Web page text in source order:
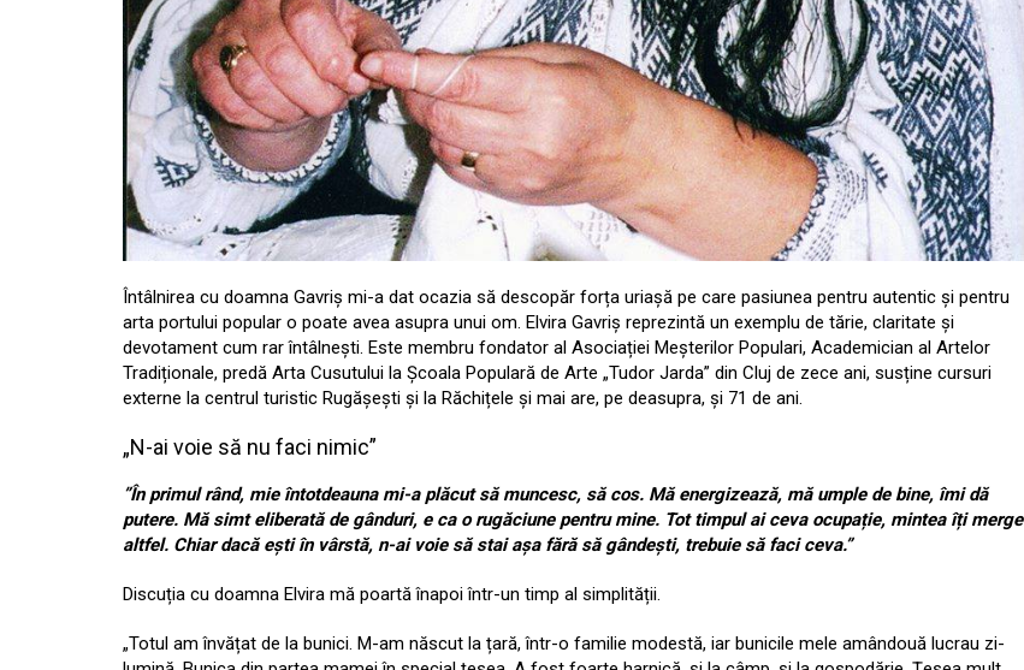
Întâlnirea cu doamna Gavriș mi-a dat ocazia să descopăr forța uriașă pe care pasiunea pentru autentic și pentru
arta portului popular o poate avea asupra unui om. Elvira Gavriș reprezintă un exemplu de tărie, claritate și
devotament cum rar întâlnești. Este membru fondator al Asociației Meșterilor Populari, Academician al Artelor
Tradiționale, predă Arta Cusutului la Școala Populară de Arte „Tudor Jarda” din Cluj de zece ani, susține cursuri
externe la centrul turistic Rugășești și la Răchițele și mai are, pe deasupra, și 71 de ani.
„N-ai voie să nu faci nimic”
”În primul rând, mie întotdeauna mi-a plăcut să muncesc, să cos. Mă energizează, mă umple de bine, îmi dă
putere. Mă simt eliberată de gânduri, e ca o rugăciune pentru mine. Tot timpul ai ceva ocupație, mintea îți merge
altfel. Chiar dacă ești în vârstă, n-ai voie să stai așa fără să gândești, trebuie să faci ceva.”
Discuția cu doamna Elvira mă poartă înapoi într-un timp al simplității.
„Totul am învățat de la bunici. M-am născut la țară, într-o familie modestă, iar bunicile mele amândouă lucrau zi-